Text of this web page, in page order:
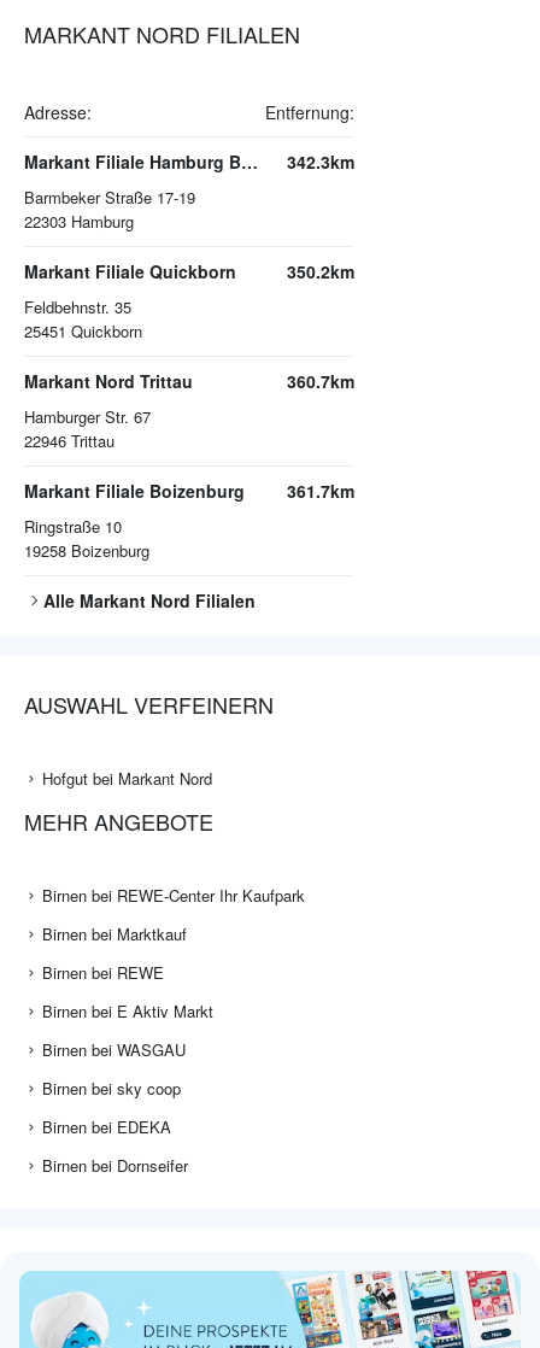
MARKANT NORD FILIALEN
Adresse: Entfernung:
Markant Filiale Hamburg Barmbeker Straße
Barmbeker Straße 17-19
22303 Hamburg
342.3km
Markant Filiale Quickborn
Feldbehnstr. 35
25451 Quickborn
350.2km
Markant Nord Trittau
Hamburger Str. 67
22946 Trittau
360.7km
Markant Filiale Boizenburg
Ringstraße 10
19258 Boizenburg
361.7km
Alle Markant Nord Filialen
AUSWAHL VERFEINERN
Hofgut bei Markant Nord
MEHR ANGEBOTE
Birnen bei REWE-Center Ihr Kaufpark
Birnen bei Marktkauf
Birnen bei REWE
Birnen bei E Aktiv Markt
Birnen bei WASGAU
Birnen bei sky coop
Birnen bei EDEKA
Birnen bei Dornseifer